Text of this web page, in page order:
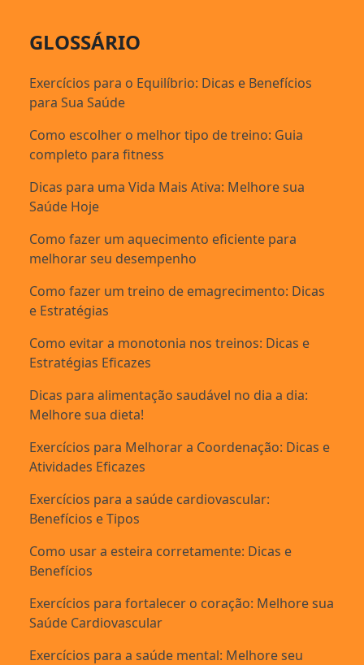
GLOSSÁRIO
Exercícios para o Equilíbrio: Dicas e Benefícios
para Sua Saúde
Como escolher o melhor tipo de treino: Guia
completo para fitness
Dicas para uma Vida Mais Ativa: Melhore sua
Saúde Hoje
Como fazer um aquecimento eficiente para
melhorar seu desempenho
Como fazer um treino de emagrecimento: Dicas
e Estratégias
Como evitar a monotonia nos treinos: Dicas e
Estratégias Eficazes
Dicas para alimentação saudável no dia a dia:
Melhore sua dieta!
Exercícios para Melhorar a Coordenação: Dicas e
Atividades Eficazes
Exercícios para a saúde cardiovascular:
Benefícios e Tipos
Como usar a esteira corretamente: Dicas e
Benefícios
Exercícios para fortalecer o coração: Melhore sua
Saúde Cardiovascular
Exercícios para a saúde mental: Melhore seu